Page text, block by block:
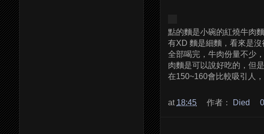
點的麵是小碗的紅燒牛肉
有XD 麵是細麵，看來是
全部喝完，牛肉份量不少
肉麵是可以說好吃的，但
在150~160會比較吸引人
at 18:45 作者： Died